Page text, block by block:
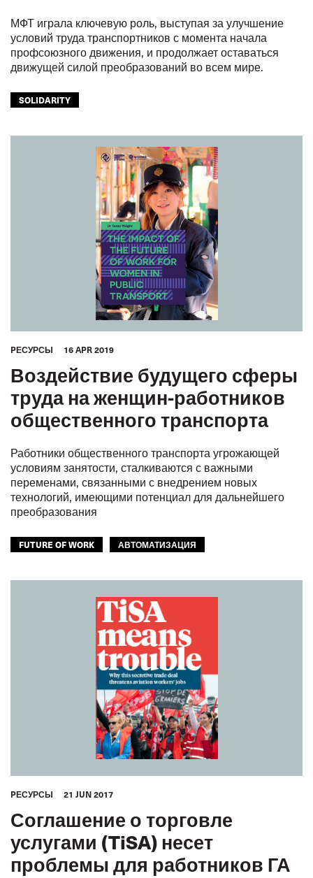
МФТ играла ключевую роль, выступая за улучшение
условий труда транспортников с момента начала
профсоюзного движения, и продолжает оставаться
движущей силой преобразований во всем мире.
SOLIDARITY
PЕСУРСЫ 16 APR 2019
Воздействие будущего сферы
труда на женщин-работников
общественного транспорта
Работники общественного транспорта угрожающей
условиям занятости, сталкиваются с важными
переменами, связанными с внедрением новых
технологий, имеющими потенциал для дальнейшего
преобразования
FUTURE OF WORK
АВТОМАТИЗАЦИЯ
PЕСУРСЫ 21 JUN 2017
Соглашение о торговле
услугами (TiSA) несет
проблемы для работников ГА